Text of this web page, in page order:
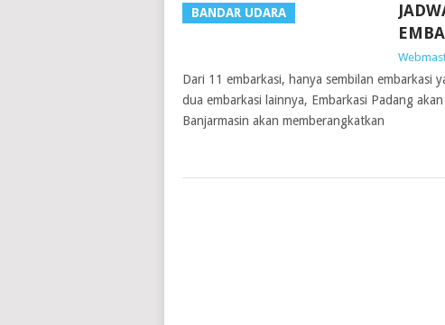
BANDAR UDARA
Dari 11 embarkasi, hanya sembilan embarkasi
dua embarkasi lainnya, Embarkasi Padang
Banjarmasin akan memberangkatkan